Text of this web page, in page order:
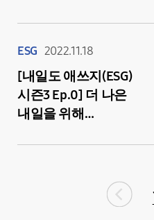
ESG 2022.11.18
[내일도 애쓰지(ESG)
시즌3 Ep.0] 더 나은
내일을 위해